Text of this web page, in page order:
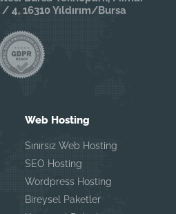
4, 16310 Yıldırım/Bursa
Web Hosting
Sınırsız Web Hosting
SEO Hosting
Wordpress Hosting
Bireysel Paketler